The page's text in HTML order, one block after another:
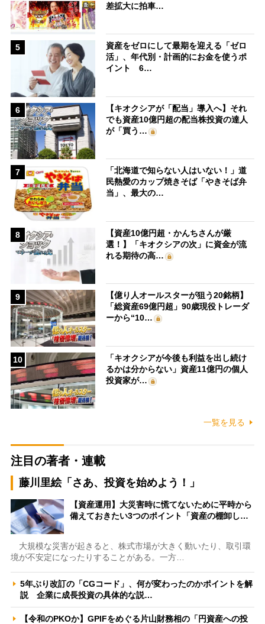
差拡大に拍車…
5
資産をゼロにして最期を迎える「ゼロ
活」、年代別・計画的にお金を使うポ
イント 6…
6
【キオクシアが「配当」導入へ】それ
でも資産10億円超の配当株投資の達人
が「買う…
7
「北海道で知らない人はいない！」道
民熱愛のカップ焼きそば「やきそば弁
当」、最大の…
8
【資産10億円超・かんちさんが厳
選！】「キオクシアの次」に資金が流
れる期待の高…
9
【億り人オールスターが狙う20銘柄】
「総資産69億円超」90歳現役トレーダ
ーから“10…
10
「キオクシアが今後も利益を出し続け
るかは分からない」資産11億円の個人
投資家が…
一覧を見る
注目の著者・連載
藤川里絵「さあ、投資を始めよう！」
【資産運用】大災害時に慌てないために平時から
備えておきたい3つのポイント「資産の棚卸し…
大規模な災害が起きると、株式市場が大きく動いたり、取引環
境が不安定になったりすることがある。一方…
5年ぶり改訂の「CGコード」、何が変わったのかポイントを解
説 企業に成長投資の具体的な説…
【令和のPKOか】GPIFをめぐる片山財務相の「円資産への投